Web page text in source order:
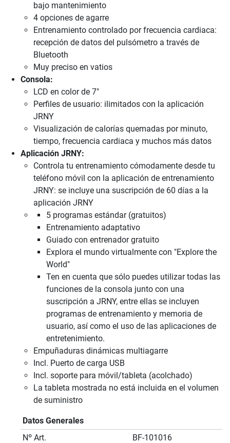
bajo mantenimiento
4 opciones de agarre
Entrenamiento controlado por frecuencia cardiaca:
recepción de datos del pulsómetro a través de
Bluetooth
Muy preciso en vatios
Consola:
LCD en color de 7"
Perfiles de usuario: ilimitados con la aplicación
JRNY
Visualización de calorías quemadas por minuto,
tiempo, frecuencia cardiaca y muchos más datos
Aplicación JRNY:
Controla tu entrenamiento cómodamente desde tu
teléfono móvil con la aplicación de entrenamiento
JRNY: se incluye una suscripción de 60 días a la
aplicación JRNY
5 programas estándar (gratuitos)
Entrenamiento adaptativo
Guiado con entrenador gratuito
Explora el mundo virtualmente con "Explore the
World"
Ten en cuenta que sólo puedes utilizar todas las
funciones de la consola junto con una
suscripción a JRNY, entre ellas se incluyen
programas de entrenamiento y memoria de
usuario, así como el uso de las aplicaciones de
entretenimiento.
Empuñaduras dinámicas multiagarre
Incl. Puerto de carga USB
Incl. soporte para móvil/tableta (acolchado)
La tableta mostrada no está incluida en el volumen
de suministro
Datos Generales
Nº Art.
BF-101016